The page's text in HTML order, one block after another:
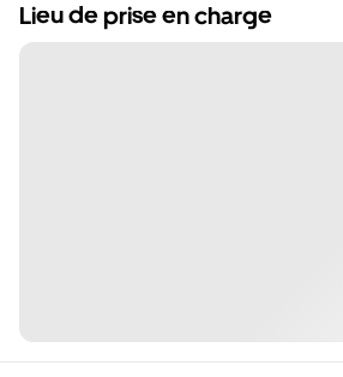
Lieu de prise en charge